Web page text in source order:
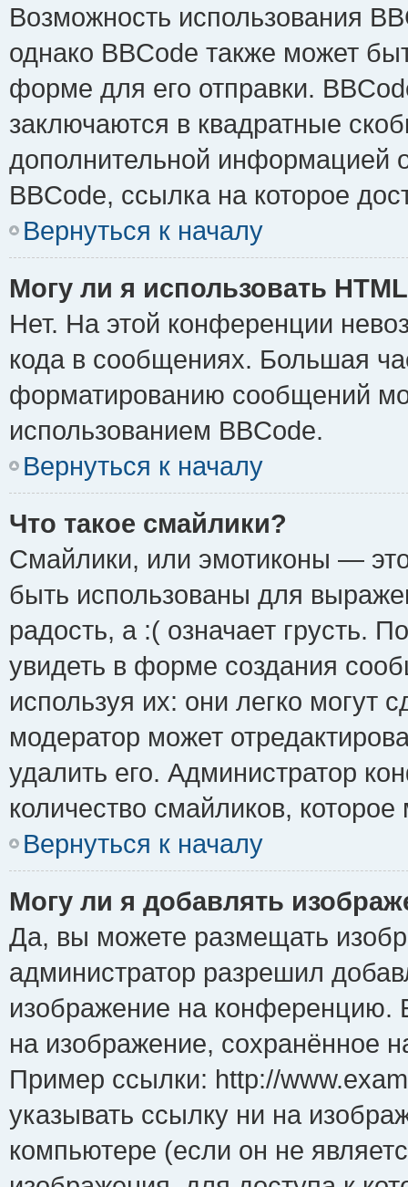
Возможность использования
однако BBCode также может
форме для его отправки.
заключаются в квадратные
дополнительной информацией
BBCode, ссылка на которое
Вернуться к началу
Могу ли я использовать
Нет. На этой конференции
кода в сообщениях. Большая
форматированию сообщений
использованием BBCode.
Вернуться к началу
Что такое смайлики?
Смайлики, или эмотиконы —
быть использованы для
радость, а :( означает грусть.
увидеть в форме создания
используя их: они легко могут
модератор может
удалить его. Администратор
количество смайликов,
Вернуться к началу
Могу ли я добавлять
Да, вы можете размещать
администратор разрешил
изображение на конференцию.
на изображение, сохранённое
Пример ссылки: http://
указывать ссылку ни на
компьютере (если он не